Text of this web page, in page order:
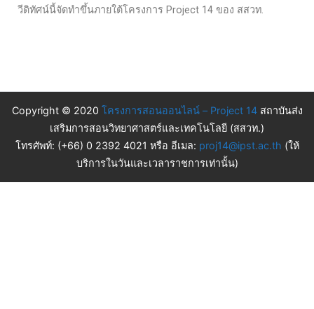
วีดิทัศน์นี้จัดทำขึ้นภายใต้โครงการ Project 14 ของ สสวท.
Copyright © 2020 โครงการสอนออนไลน์ – Project 14สถาบันส่ง
เสริมการสอนวิทยาศาสตร์และเทคโนโลยี (สสวท.)
โทรศัพท์: (+66) 0 2392 4021 หรือ อีเมล: proj14@ipst.ac.th (ให้
บริการในวันและเวลาราชการเท่านั้น)